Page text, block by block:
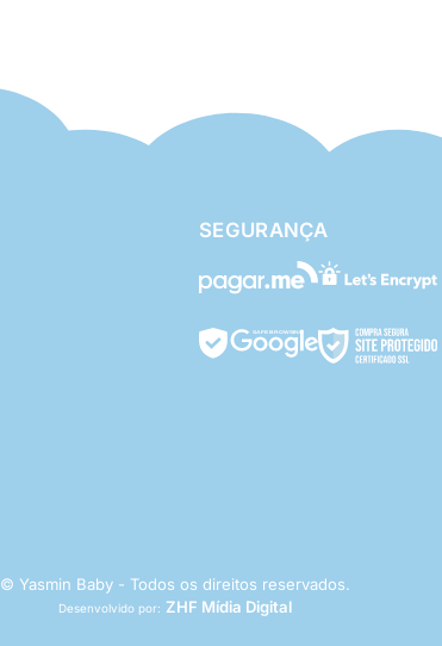
SEGURANÇA
© Yasmin Baby - Todos os direitos reservados.
Desenvolvido por: ZHF Mídia Digital